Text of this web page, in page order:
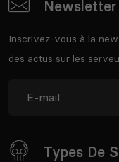
Newsletter
Inscrivez-vous à la
des actus sur les
Types De